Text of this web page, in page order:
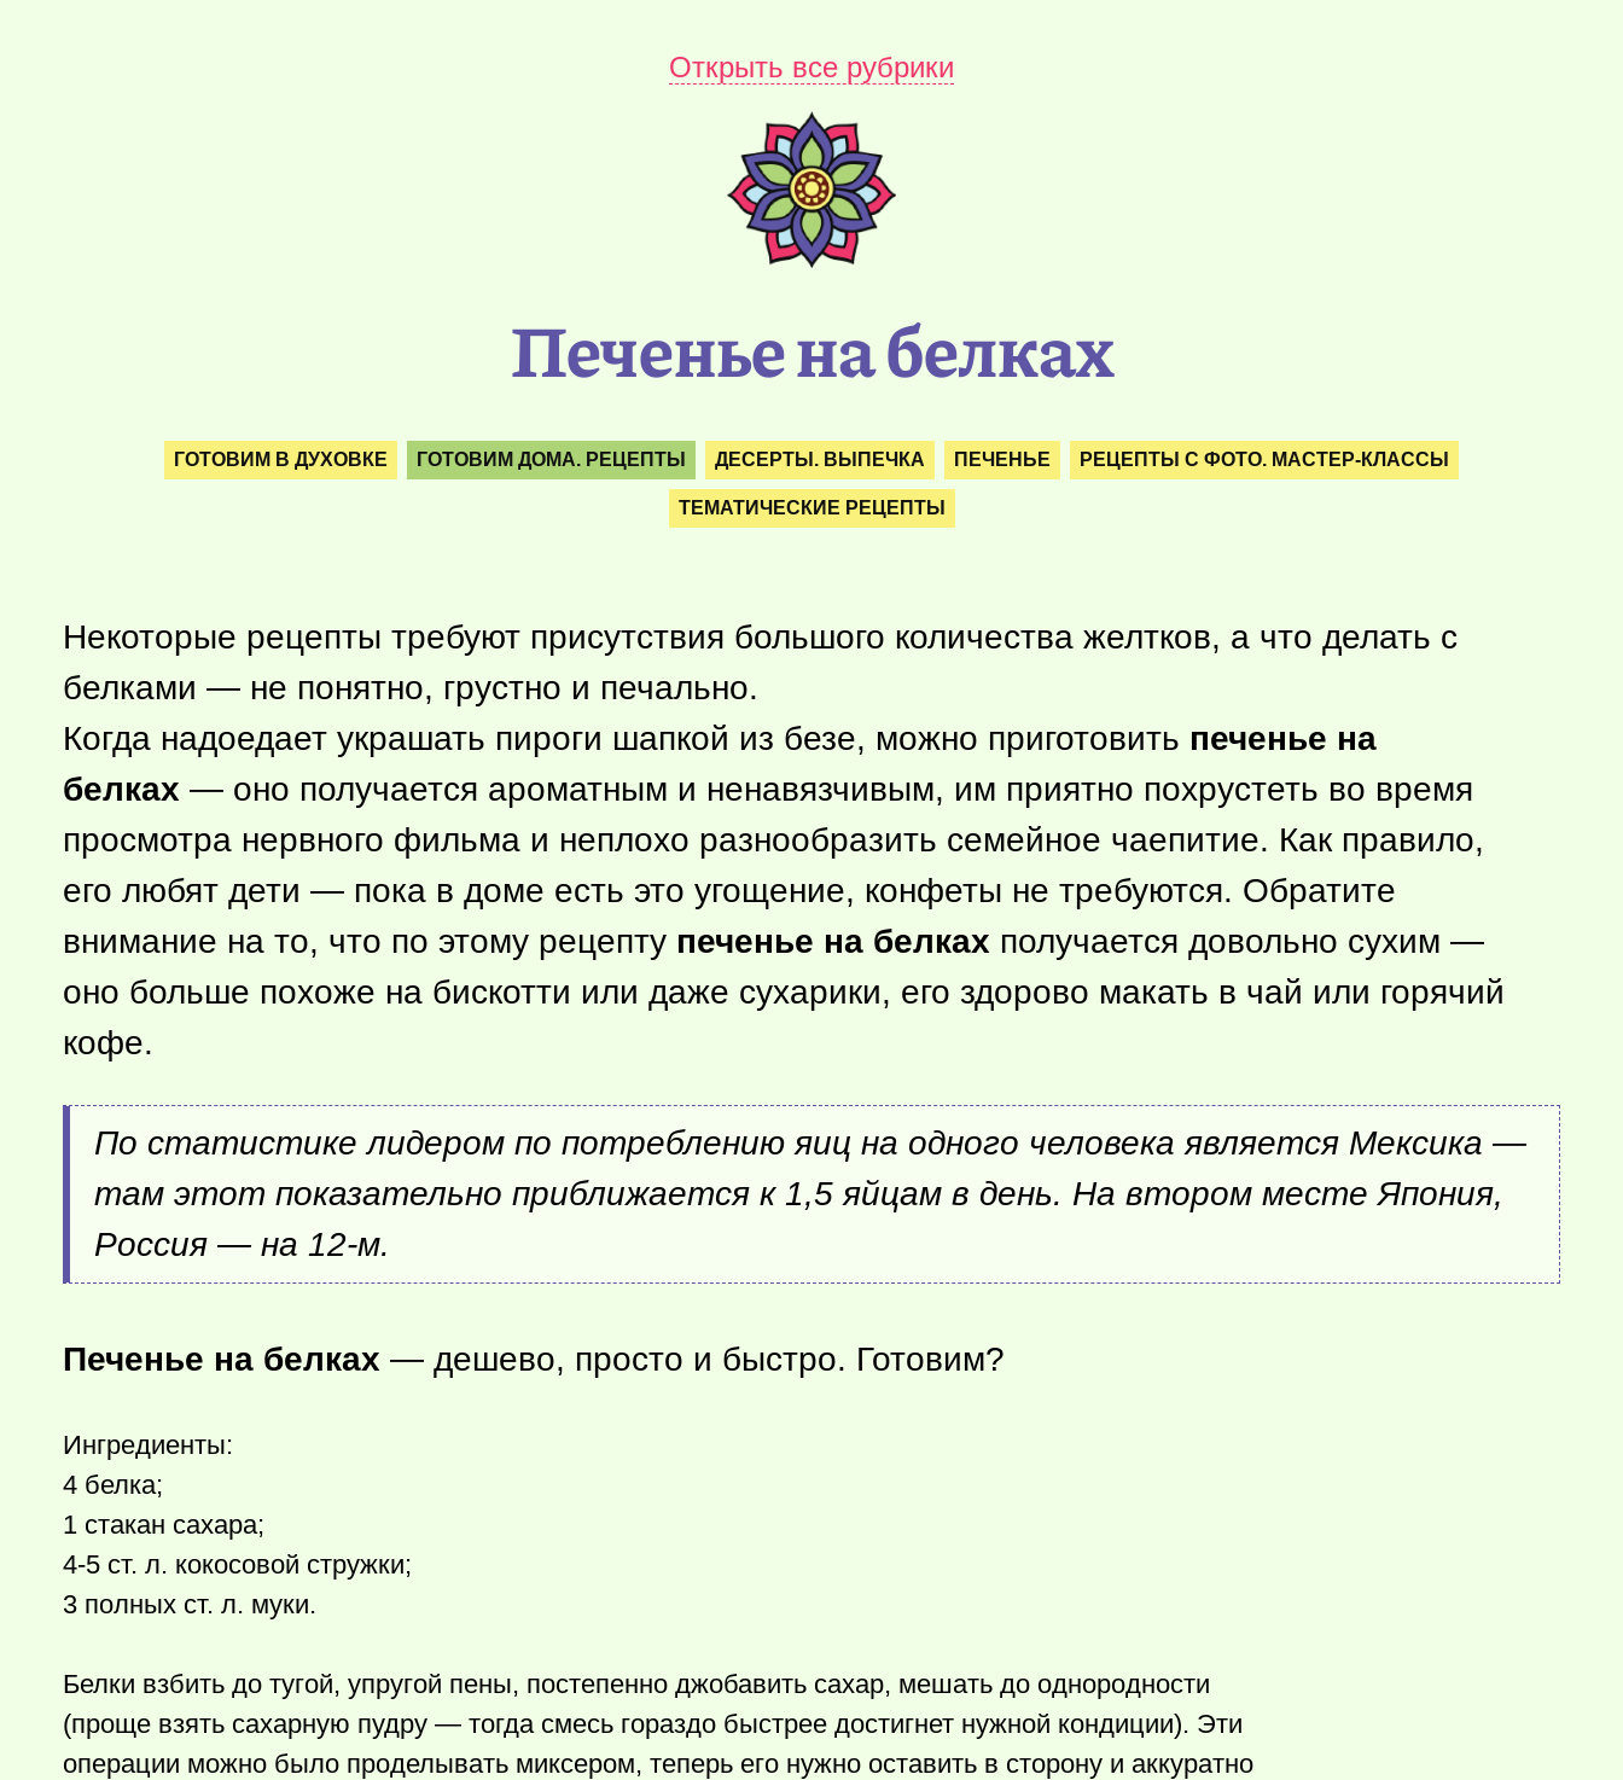
Открыть все рубрики
Печенье на белках
ГОТОВИМ В ДУХОВКЕ ГОТОВИМ ДОМА. РЕЦЕПТЫ ДЕСЕРТЫ. ВЫПЕЧКА ПЕЧЕНЬЕ РЕЦЕПТЫ С ФОТО. МАСТЕР-КЛАССЫ
ТЕМАТИЧЕСКИЕ РЕЦЕПТЫ
Некоторые рецепты требуют присутствия большого количества желтков, а что делать с
белками — не понятно, грустно и печально.
Когда надоедает украшать пироги шапкой из безе, можно приготовить печенье на
белках — оно получается ароматным и ненавязчивым, им приятно похрустеть во время
просмотра нервного фильма и неплохо разнообразить семейное чаепитие. Как правило,
его любят дети — пока в доме есть это угощение, конфеты не требуются. Обратите
внимание на то, что по этому рецепту печенье на белках получается довольно сухим —
оно больше похоже на бискотти или даже сухарики, его здорово макать в чай или горячий
кофе.
По статистике лидером по потреблению яиц на одного человека является Мексика —
там этот показательно приближается к 1,5 яйцам в день. На втором месте Япония,
Россия — на 12-м.
Печенье на белках — дешево, просто и быстро. Готовим?
Ингредиенты:
4 белка;
1 стакан сахара;
4-5 ст. л. кокосовой стружки;
3 полных ст. л. муки.
Белки взбить до тугой, упругой пены, постепенно джобавить сахар, мешать до однородности
(проще взять сахарную пудру — тогда смесь гораздо быстрее достигнет нужной кондиции). Эти
операции можно было проделывать миксером, теперь его нужно оставить в сторону и аккуратно